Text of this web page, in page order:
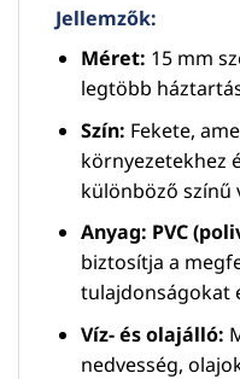
Jellemzők:
Méret: 15 mm
legtöbb
Szín: Fekete,
környezetekhez
különböző színű
Anyag: PVC
biztosítja a
tulajdonságokat
Víz- és olajálló:
nedvesség,